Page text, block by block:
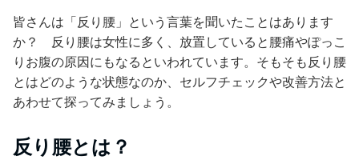
皆さんは「反り腰」という言葉を聞いたことはあります
か？ 反り腰は女性に多く、放置していると腰痛やぽっこ
りお腹の原因にもなるといわれています。そもそも反り腰
とはどのような状態なのか、セルフチェックや改善方法と
あわせて探ってみましょう。
反り腰とは？